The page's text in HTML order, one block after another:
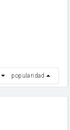
popularidad